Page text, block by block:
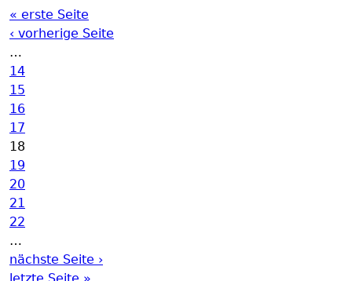
Seiten
« erste Seite
‹ vorherige Seite
…
14
15
16
17
18
19
20
21
22
…
nächste Seite ›